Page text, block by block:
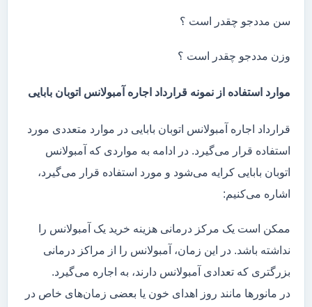
سن مددجو چقدر است ؟
وزن مددجو چقدر است ؟
موارد استفاده از نمونه قرارداد اجاره آمبولانس اتوبان بابایی
قرارداد اجاره آمبولانس اتوبان بابایی در موارد متعددی مورد
استفاده قرار می‌گیرد. در ادامه به مواردی که آمبولانس
اتوبان بابایی کرایه می‌شود و مورد استفاده قرار می‌گیرد،
اشاره می‌کنیم:
ممکن است یک مرکز درمانی هزینه خرید یک آمبولانس را
نداشته باشد. در این زمان، آمبولانس را از مراکز درمانی
بزرگتری که تعدادی آمبولانس دارند، به اجاره می‌گیرد.
در مانور‌ها مانند روز اهدای خون یا بعضی زمان‌های خاص در